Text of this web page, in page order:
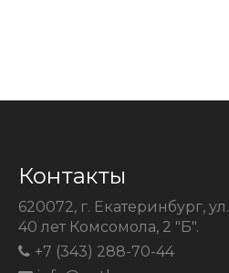
Контакты
620072, г. Екатеринбург, ул.
40 лет Комсомола, 2 "Б".
+7 (343) 288-70-44